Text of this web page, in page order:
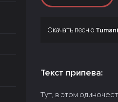
Скачать песню
Текст припева:
Тут, в этом